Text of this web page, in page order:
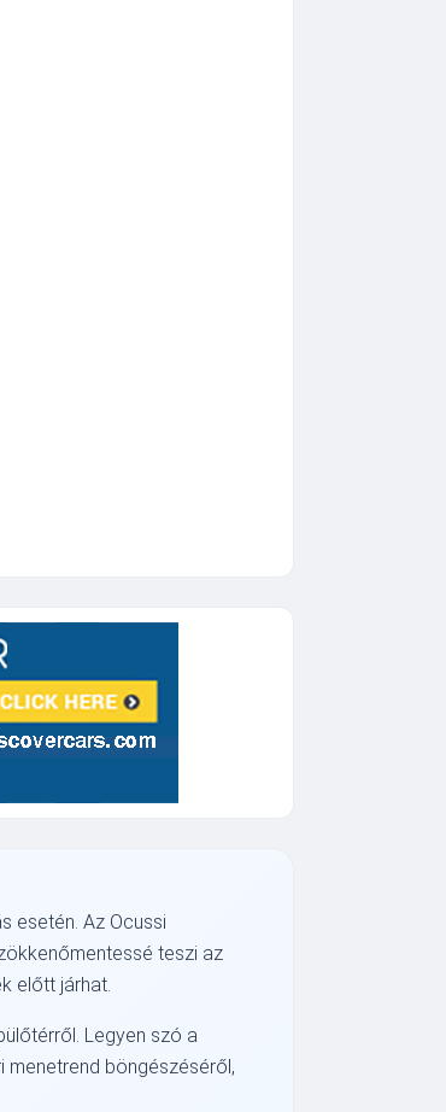
esetén. Az Ocussi
teszi az
előtt járhat.
Legyen szó a
böngészéséről,